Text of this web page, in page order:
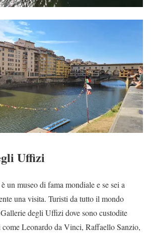
Uffizi
un museo di fama mondiale e se sei a
una visita. Turisti da tutto il mondo
degli Uffizi dove sono custodite
come Leonardo da Vinci, Raffaello Sanzio,